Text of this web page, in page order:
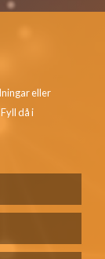
eller
då i